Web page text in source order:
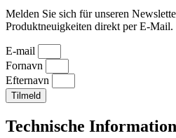
Melden Sie sich für unseren
Produktneuigkeiten direkt per E-Mail.
E-mail
Fornavn
Efternavn
Tilmeld
Technische Information